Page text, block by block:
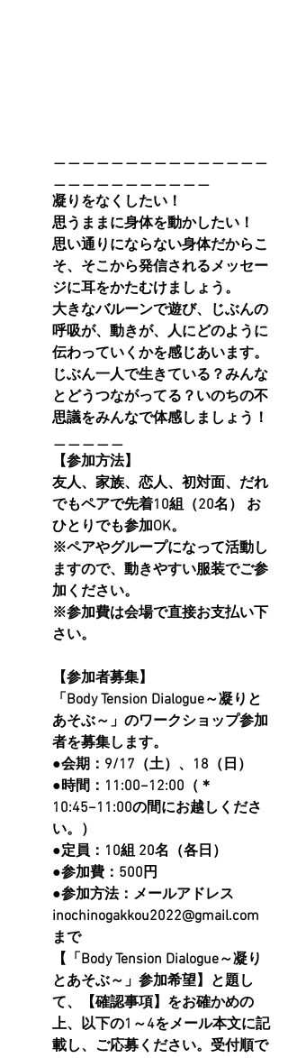
＿＿＿＿＿＿＿＿＿＿＿＿＿＿＿
＿＿＿＿＿＿＿＿＿＿＿
凝りをなくしたい！
思うままに身体を動かしたい！
思い通りにならない身体だからこ
そ、そこから発信されるメッセー
ジに耳をかたむけましょう。
大きなバルーンで遊び、じぶんの
呼吸が、動きが、人にどのように
伝わっていくかを感じあいます。
じぶん一人で生きている？みんな
とどうつながってる？いのちの不
思議をみんなで体感しましょう！
＿＿＿＿＿
【参加方法】
友人、家族、恋人、初対面、だれ
でもペアで先着10組（20名） お
ひとりでも参加OK。
※ペアやグループになって活動し
ますので、動きやすい服装でご参
加ください。
※参加費は会場で直接お支払い下
さい。
【参加者募集】
「Body Tension Dialogue～凝りと
あそぶ～」のワークショップ参加
者を募集します。
●会期：9/17（土）、18（日）
●時間：11:00−12:00（＊
10:45−11:00の間にお越しくださ
い。）
●定員：10組 20名（各日）
●参加費：500円
●参加方法：メールアドレス
inochinogakkou2022@gmail.com
まで
【「Body Tension Dialogue～凝り
とあそぶ～」参加希望】と題し
て、【確認事項】をお確かめの
上、以下の1～4をメール本文に記
載し、ご応募ください。受付順で